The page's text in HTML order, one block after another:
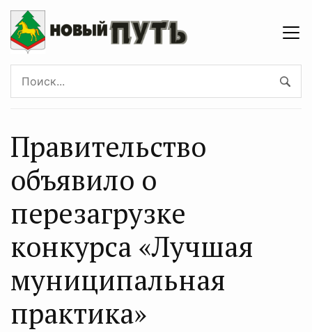
Правительство
объявило о
перезагрузке
конкурса «Лучшая
муниципальная
практика»